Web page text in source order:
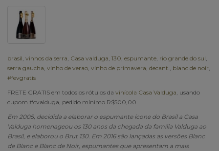
brasil vinhos da serra Casa valduga 130 espumante rio grande do sul
serra gaucha vinho de verao vinho de primavera decant. blanc de noir
#fevgratis
FRETE GRATIS em todos os rótulos da vinícola Casa Valduga , usando
cupom #cvalduga, pedido mínimo R$500,00
Em 2005, decidida a elaborar o espumante ícone do Brasil a Casa
Valduga homenageou os 130 anos da chegada da família Valduga ao
Brasil, e elaborou o Brut 130. Em 2016 são lançadas as versões Blanc
de Blanc e Blanc de Noir, espumantes que apresentam a mais